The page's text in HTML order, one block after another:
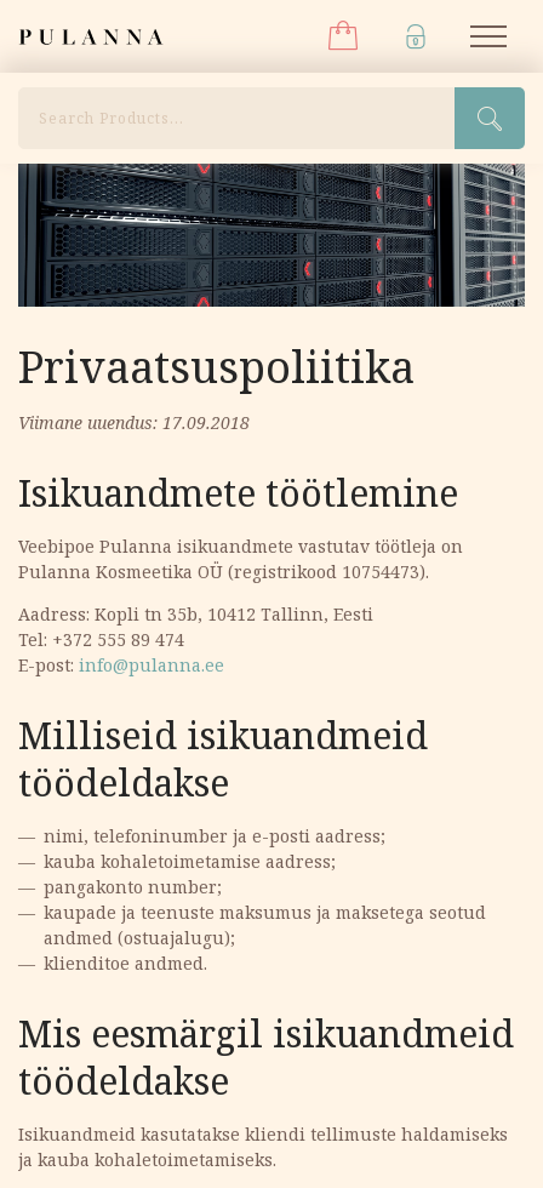
sisu
Menüü
Privaatsuspoliitika
Viimane uuendus: 17.09.2018
Isikuandmete töötlemine
Veebipoe Pulanna isikuandmete vastutav töötleja on
Pulanna Kosmeetika OÜ (registrikood 10754473).
Aadress: Kopli tn 35b, 10412 Tallinn, Eesti
Tel: +372 555 89 474
E-post: info@pulanna.ee
Milliseid isikuandmeid
töödeldakse
nimi, telefoninumber ja e-posti aadress;
kauba kohaletoimetamise aadress;
pangakonto number;
kaupade ja teenuste maksumus ja maksetega seotud
andmed (ostuajalugu);
klienditoe andmed.
Mis eesmärgil isikuandmeid
töödeldakse
Isikuandmeid kasutatakse kliendi tellimuste haldamiseks
ja kauba kohaletoimetamiseks.